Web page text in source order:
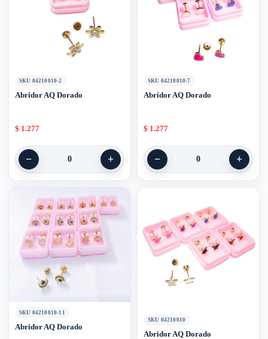
SKU 04210010-2
Abridor AQ Dorado
$ 1.277
− 0 +
SKU 04210010-7
Abridor AQ Dorado
$ 1.277
− 0 +
SKU 04210010-11
Abridor AQ Dorado
SKU 04210010
Abridor AQ Dorado